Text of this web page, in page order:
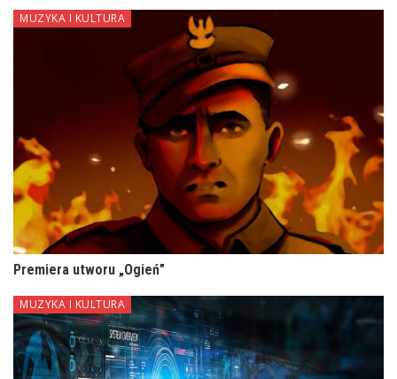
MUZYKA I KULTURA
Premiera utworu „Ogień”
MUZYKA I KULTURA